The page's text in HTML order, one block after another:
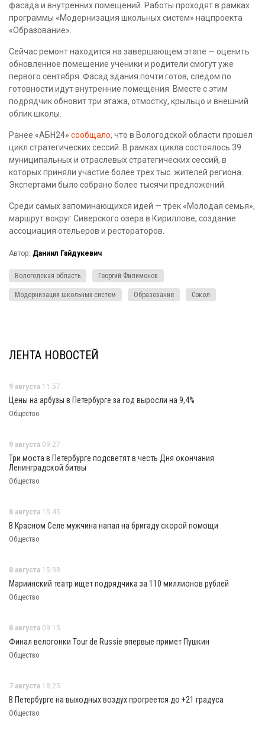
фасада и внутренних помещений. Работы проходят в рамках
программы «Модернизация школьных систем» нацпроекта
«Образование».
Сейчас ремонт находится на завершающем этапе — оценить
обновленное помещение ученики и родители смогут уже
первого сентября. Фасад здания почти готов, следом по
готовности идут внутренние помещения. Вместе с этим
подрядчик обновит три этажа, отмостку, крыльцо и внешний
облик школы.
Ранее «АБН24» сообщало, что в Вологодской области прошел
цикл стратегических сессий. В рамках цикла состоялось 39
муниципальных и отраслевых стратегических сессий, в
которых приняли участие более трех тыс. жителей региона.
Экспертами было собрано более тысячи предложений.
Среди самых запоминающихся идей — трек «Молодая семья»,
маршрут вокруг Сиверского озера в Кириллове, создание
ассоциация отельеров и рестораторов.
Автор: Даниил Гайдукевич
Вологодская область Георгий Филимонов
Модернизация школьных систем Образование Сокол
ЛЕНТА НОВОСТЕЙ
9 августа 11:57
Цены на арбузы в Петербурге за год выросли на 9,4%
Общество
9 августа 09:27
Три моста в Петербурге подсветят в честь Дня окончания
Ленинградской битвы
Общество
8 августа 15:45
В Красном Селе мужчина напал на бригаду скорой помощи
Общество
8 августа 15:38
Мариинский театр ищет подрядчика за 110 миллионов рублей
Общество
8 августа 09:15
Финал велогонки Tour de Russie впервые примет Пушкин
Общество
7 августа 18:25
В Петербурге на выходных воздух прогреется до +21 градуса
Общество